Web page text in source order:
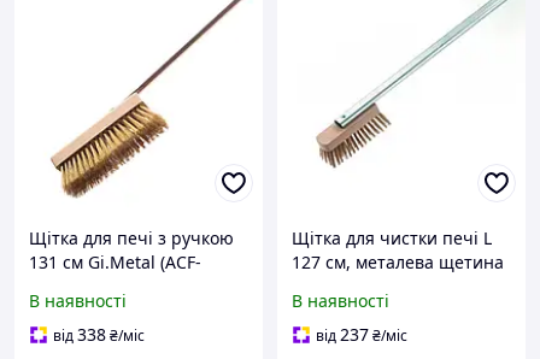
Щітка для печі з ручкою
131 см Gi.Metal (ACF-
В наявності
від338₴/міс
Щітка для чистки печі L
127 см, металева щетина
SP/120)
В наявності
від237₴/міс